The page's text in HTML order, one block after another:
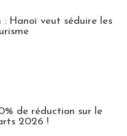
Hanoï veut séduire les
de réduction sur le
2026 !